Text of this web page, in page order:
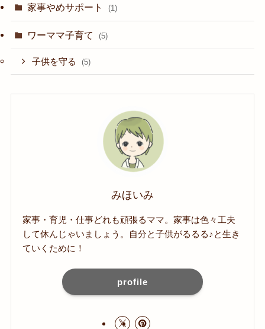
家事やめサポート (1)
ワーママ子育て (5)
子供を守る (5)
みほいみ
家事・育児・仕事どれも頑張るママ。家事は色々工夫
して休んじゃいましょう。自分と子供がるるる♪と生き
ていくために！
profile